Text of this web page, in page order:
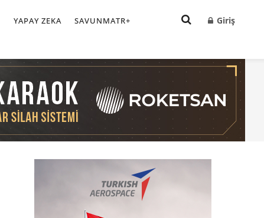
YAPAY ZEKA SAVUNMATR+ Giriş